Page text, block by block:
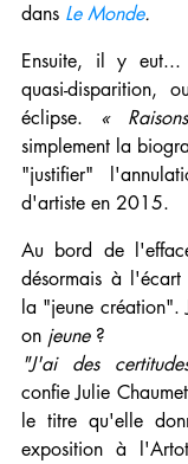
dans Le Monde.
Ensuite, il y eut...
quasi-disparition,
éclipse. «
simplement la
"justifier"
d'artiste en 2015.
Au bord de
désormais à l'écart
la "jeune création".
on jeune ?
confie Julie
le titre qu'elle
exposition à